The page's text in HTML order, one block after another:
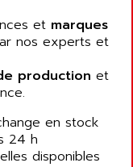
et marques
nos experts et
production et
en stock
24 h
disponibles